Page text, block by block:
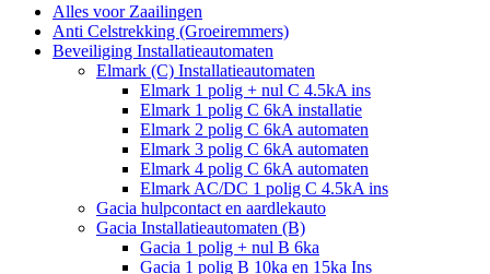
Alles voor Zaailingen
Anti Celstrekking (Groeiremmers)
Beveiliging Installatieautomaten
Elmark (C) Installatieautomaten
Elmark 1 polig + nul C 4.5kA ins
Elmark 1 polig C 6kA installatie
Elmark 2 polig C 6kA automaten
Elmark 3 polig C 6kA automaten
Elmark 4 polig C 6kA automaten
Elmark AC/DC 1 polig C 4.5kA ins
Gacia hulpcontact en aardlekauto
Gacia Installatieautomaten (B)
Gacia 1 polig + nul B 6ka
Gacia 1 polig B 10ka en 15ka Ins